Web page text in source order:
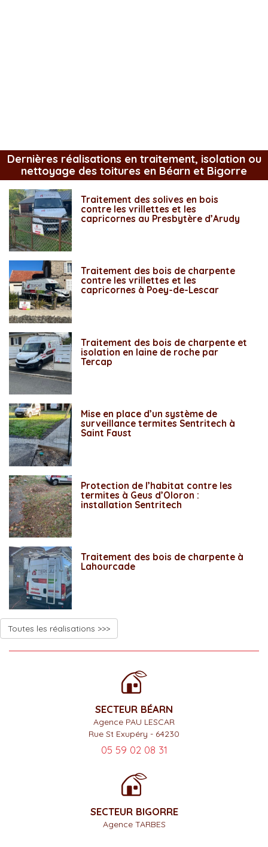
Dernières réalisations en traitement, isolation ou
nettoyage des toitures en Béarn et Bigorre
Traitement des solives en bois
contre les vrillettes et les
capricornes au Presbytère d’Arudy
Traitement des bois de charpente
contre les vrillettes et les
capricornes à Poey-de-Lescar
Traitement des bois de charpente et
isolation en laine de roche par
Tercap
Mise en place d’un système de
surveillance termites Sentritech à
Saint Faust
Protection de l’habitat contre les
termites à Geus d’Oloron :
installation Sentritech
Traitement des bois de charpente à
Lahourcade
Toutes les réalisations >>>
SECTEUR BÉARN
Agence PAU LESCAR
Rue St Exupéry - 64230
05 59 02 08 31
SECTEUR BIGORRE
Agence TARBES